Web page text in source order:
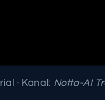
· Kanal: Notta-AI